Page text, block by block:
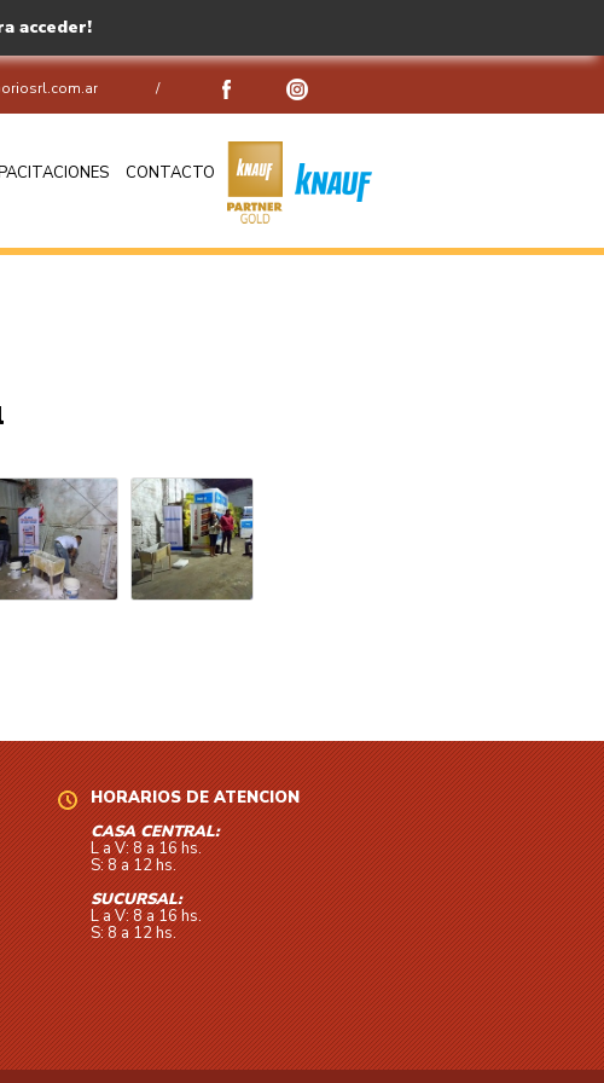
acceder!
/
CONTACTO
HORARIOS DE ATENCIÓN
CASA CENTRAL:
L a V: 8 a 16 hs.
S: 8 a 12 hs.
SUCURSAL:
L a V: 8 a 16 hs.
S: 8 a 12 hs.